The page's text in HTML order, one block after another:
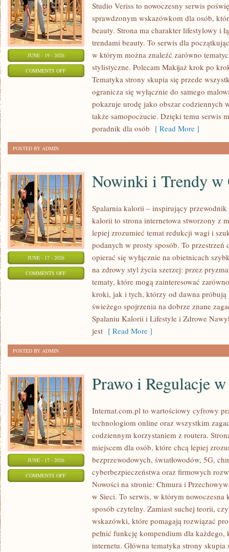
JUNE - 19 - 2026
COMMENTS OFFON
STYLIZACJE
Studio Veriss to nowoczesny serwis
sprawdzonym wskazówkom dla osób,
beauty. Strona ma charakter lifestylowy i
trendami beauty. To serwis dla
w którym można znaleźć zarówno
stylistyczne. Polecam Makijaż krok po
Tematyka strony skupia się przede
ogranicza się wyłącznie do samego
pokazuje urodę jako obszar codziennych
także samopoczucie. Dzięki temu serwis
poradnik dla osób [ Read More ]
POSTED BY ADMIN
JUNE - 17 - 2026
COMMENTS OFFON
ODCHUDZANIU
Nowinki i Trendy w
Spalarnia kalorii – inspirujący
kalorii to strona internetowa stworzony z
lepiej zrozumieć temat redukcji wagi i
podanych w prosty sposób. To
opierać się wyłącznie na obietnicach
na zdrowy styl życia szerzej: przez
tematy, które mogą zainteresować
kroki, jak i tych, którzy od dawna
świeżego spojrzenia na dobrze znane
Spalaniu Kalorii i Lifestyle i Zdrowe
jest [ Read More ]
POSTED BY ADMIN
JUNE - 17 - 2026
COMMENTS OFFON
REGULACJE
INTERNECIE
Prawo i Regulacje
Internat.com.pl to wartościowy cyfrowy
technologiom online oraz wszystkim
codziennym korzystaniem z routera.
miejscem dla osób, które chcą lepiej
bezprzewodowych, światłowodów, 5G,
cyberbezpieczeństwa oraz firmowych
Nowości na stronie: Chmura i
w Sieci. To serwis, w którym nowoczesna
sposób czytelny. Zamiast suchej teorii,
wskazówki, które pomagają rozwiązać
pełnić funkcję kompendium dla
internetu. Główna tematyka strony